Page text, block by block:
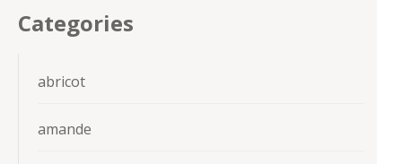
Categories
abricot
amande